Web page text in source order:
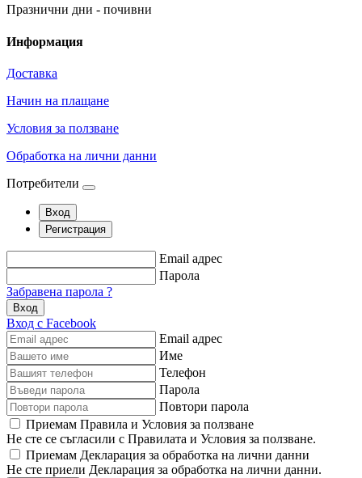
Празнични дни - почивни
Информация
Доставка
Начин на плащане
Условия за ползване
Обработка на лични данни
Потребители
Вход
Регистрация
Email адрес
Парола
Забравена парола ?
Вход
Вход с Facebook
Email адрес
Име
Телефон
Парола
Повтори парола
Приемам Правила и Условия за ползване
Не сте се съгласили с Правилата и Условия за ползване.
Приемам Декларация за обработка на лични данни
Не сте приели Декларация за обработка на лични данни.